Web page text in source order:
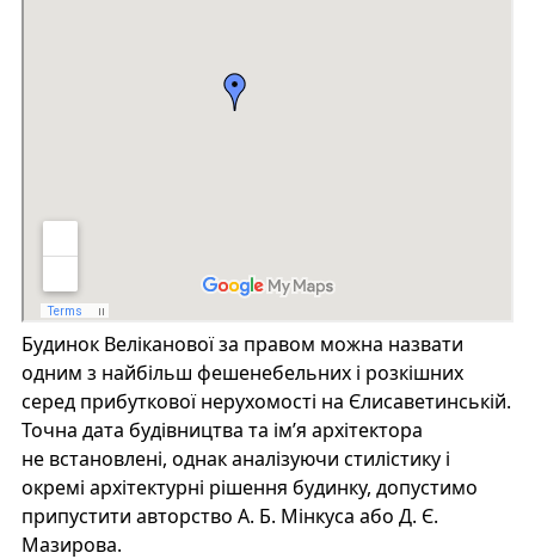
Будинок Веліканової за правом можна назвати
одним з найбільш фешенебельних і розкішних
серед прибуткової нерухомості на Єлисаветинській.
Точна дата будівництва та ім’я архітектора
не встановлені, однак аналізуючи стилістику і
окремі архітектурні рішення будинку, допустимо
припустити авторство А. Б. Мінкуса або Д. Є.
Мазирова.